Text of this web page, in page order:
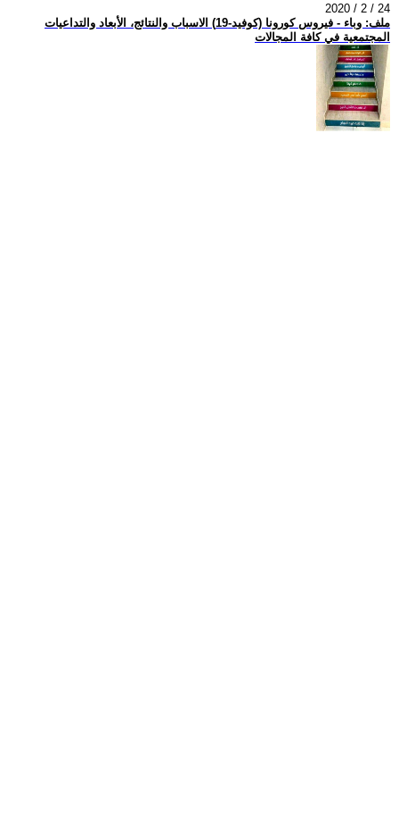
2020 / 2 / 24
ملف: وباء - فيروس كورونا (كوفيد-19) الاسباب والنتائج، الأبعاد والتداعيات
المجتمعية في كافة المجالات